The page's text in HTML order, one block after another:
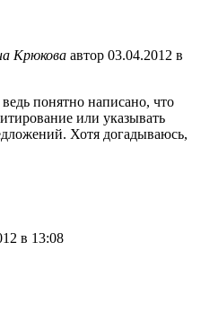
Крюкова автор 03.04.2012 в
понятно написано, что
или указывать
Хотя догадываюсь,
в 13:08